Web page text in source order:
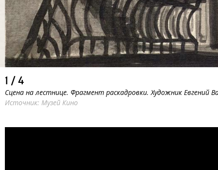
1 / 4
Сцена на лестнице. Фрагмент раскадровки. Художник Евгений
Источник: Музей Кино